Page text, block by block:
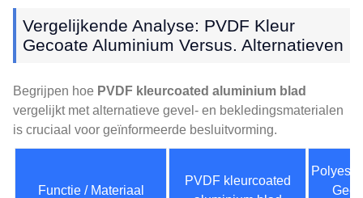
Vergelijkende Analyse: PVDF Kleur
Gecoate Aluminium Versus. Alternatieven
Begrijpen hoe PVDF kleurcoated aluminium blad
vergelijkt met alternatieve gevel- en bekledingsmaterialen
is cruciaal voor geïnformeerde besluitvorming.
Functie / Materiaal
PVDF kleurcoated